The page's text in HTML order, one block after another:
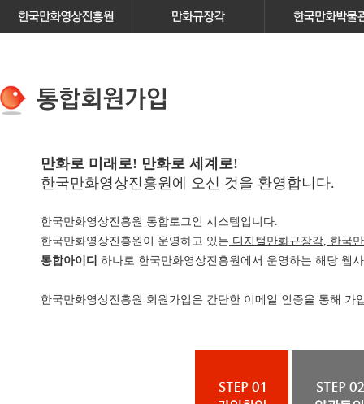
만화로 미래로! 만화로 세계로!
한국만화영상진흥원에 오신 것을 환영합니다.
한국만화영상진흥원 통합로그인 시스템입니다.
한국만화영상진흥원이 운영하고 있는 디지털만화규장각, 한국
통합아이디 하나로 한국만화영상진흥원에서 운영하는 해당 웹
한국만화영상진흥원 회원가입은 간단한 이메일 인증을 통해 가